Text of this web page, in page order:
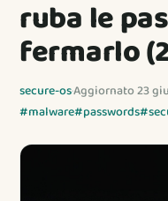
ruba le
fermarlo
secure-os·Aggiornato 23
#malware#passwords